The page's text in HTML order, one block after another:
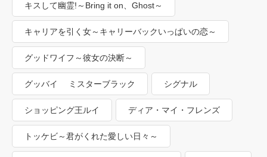
キスして幽霊!～Bring it on、Ghost～
キャリアを引く女～キャリーバックいっぱいの恋～
グッドワイフ～彼女の決断～
グッバイ ミスターブラック シグナル
ショッピング王ルイ ディア・マイ・フレンズ
トッケビ～君がくれた愛しい日々～